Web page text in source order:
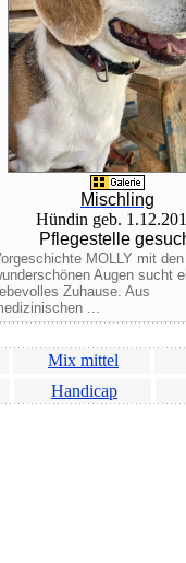
Mischling
Hündin geb.
Pflegestelle
MOLLY mit den
Augen sucht
Zuhause. Aus
...
Mix mittel
Handicap